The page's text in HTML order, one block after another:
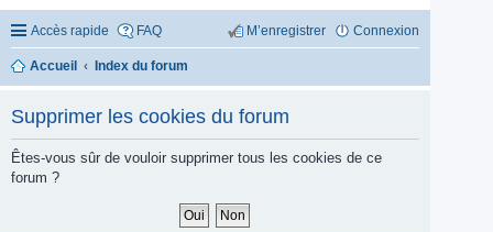
Accès rapide FAQ Connexion
M’enregistrer
Accueil Index du forum
Supprimer les cookies du forum
Êtes-vous sûr de vouloir supprimer tous les cookies de ce
forum ?